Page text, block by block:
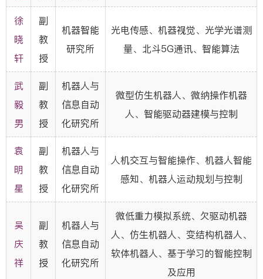
徐
晓
轩
副
教
授
机器智能
研究所
光电传感、机器视觉、光学光谱测
量、北斗5G通讯、智能算法
武
毅
男
副
教
授
机器人与
信息自动
化研究所
微型仿生机器人、微纳操作机器
人、智能驱动器建模与控制
袁
明
星
副
教
授
机器人与
信息自动
化研究所
人机交互与智能操作、机器人智能
感知、机器人运动规划与控制
吴
庆
祥
副
教
授
机器人与
信息自动
化研究所
微低重力模拟系统、欠驱动机器
人、仿生机器人、变结构机器人、
软体机器人、基于学习的智能控制
及应用